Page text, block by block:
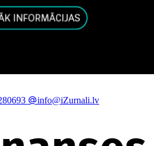
info@iZurnali.lv